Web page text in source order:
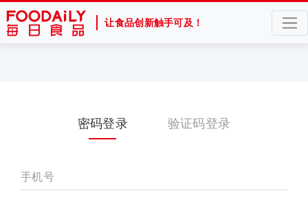
让食品创新触手可及！
密码登录 验证码登录
手机号